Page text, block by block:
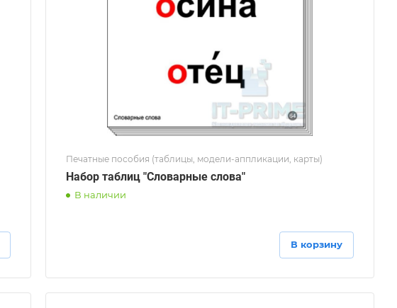
Печатные пособия (таблицы, модели-аппликации, карты)
Набор таблиц "Словарные слова"
В наличии
В корзину